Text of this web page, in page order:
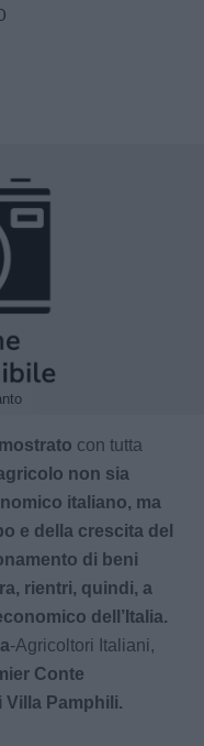
con tutta
non sia
italiano, ma
e della crescita del
di beni
rientri, quindi, a
dell’Italia.
-Agricoltori Italiani,
Conte
Villa Pamphili.